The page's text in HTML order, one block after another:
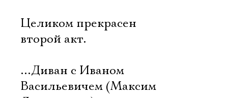
Целиком прекрасен
второй акт.
…Диван с Иваном
Васильевичем (Максим